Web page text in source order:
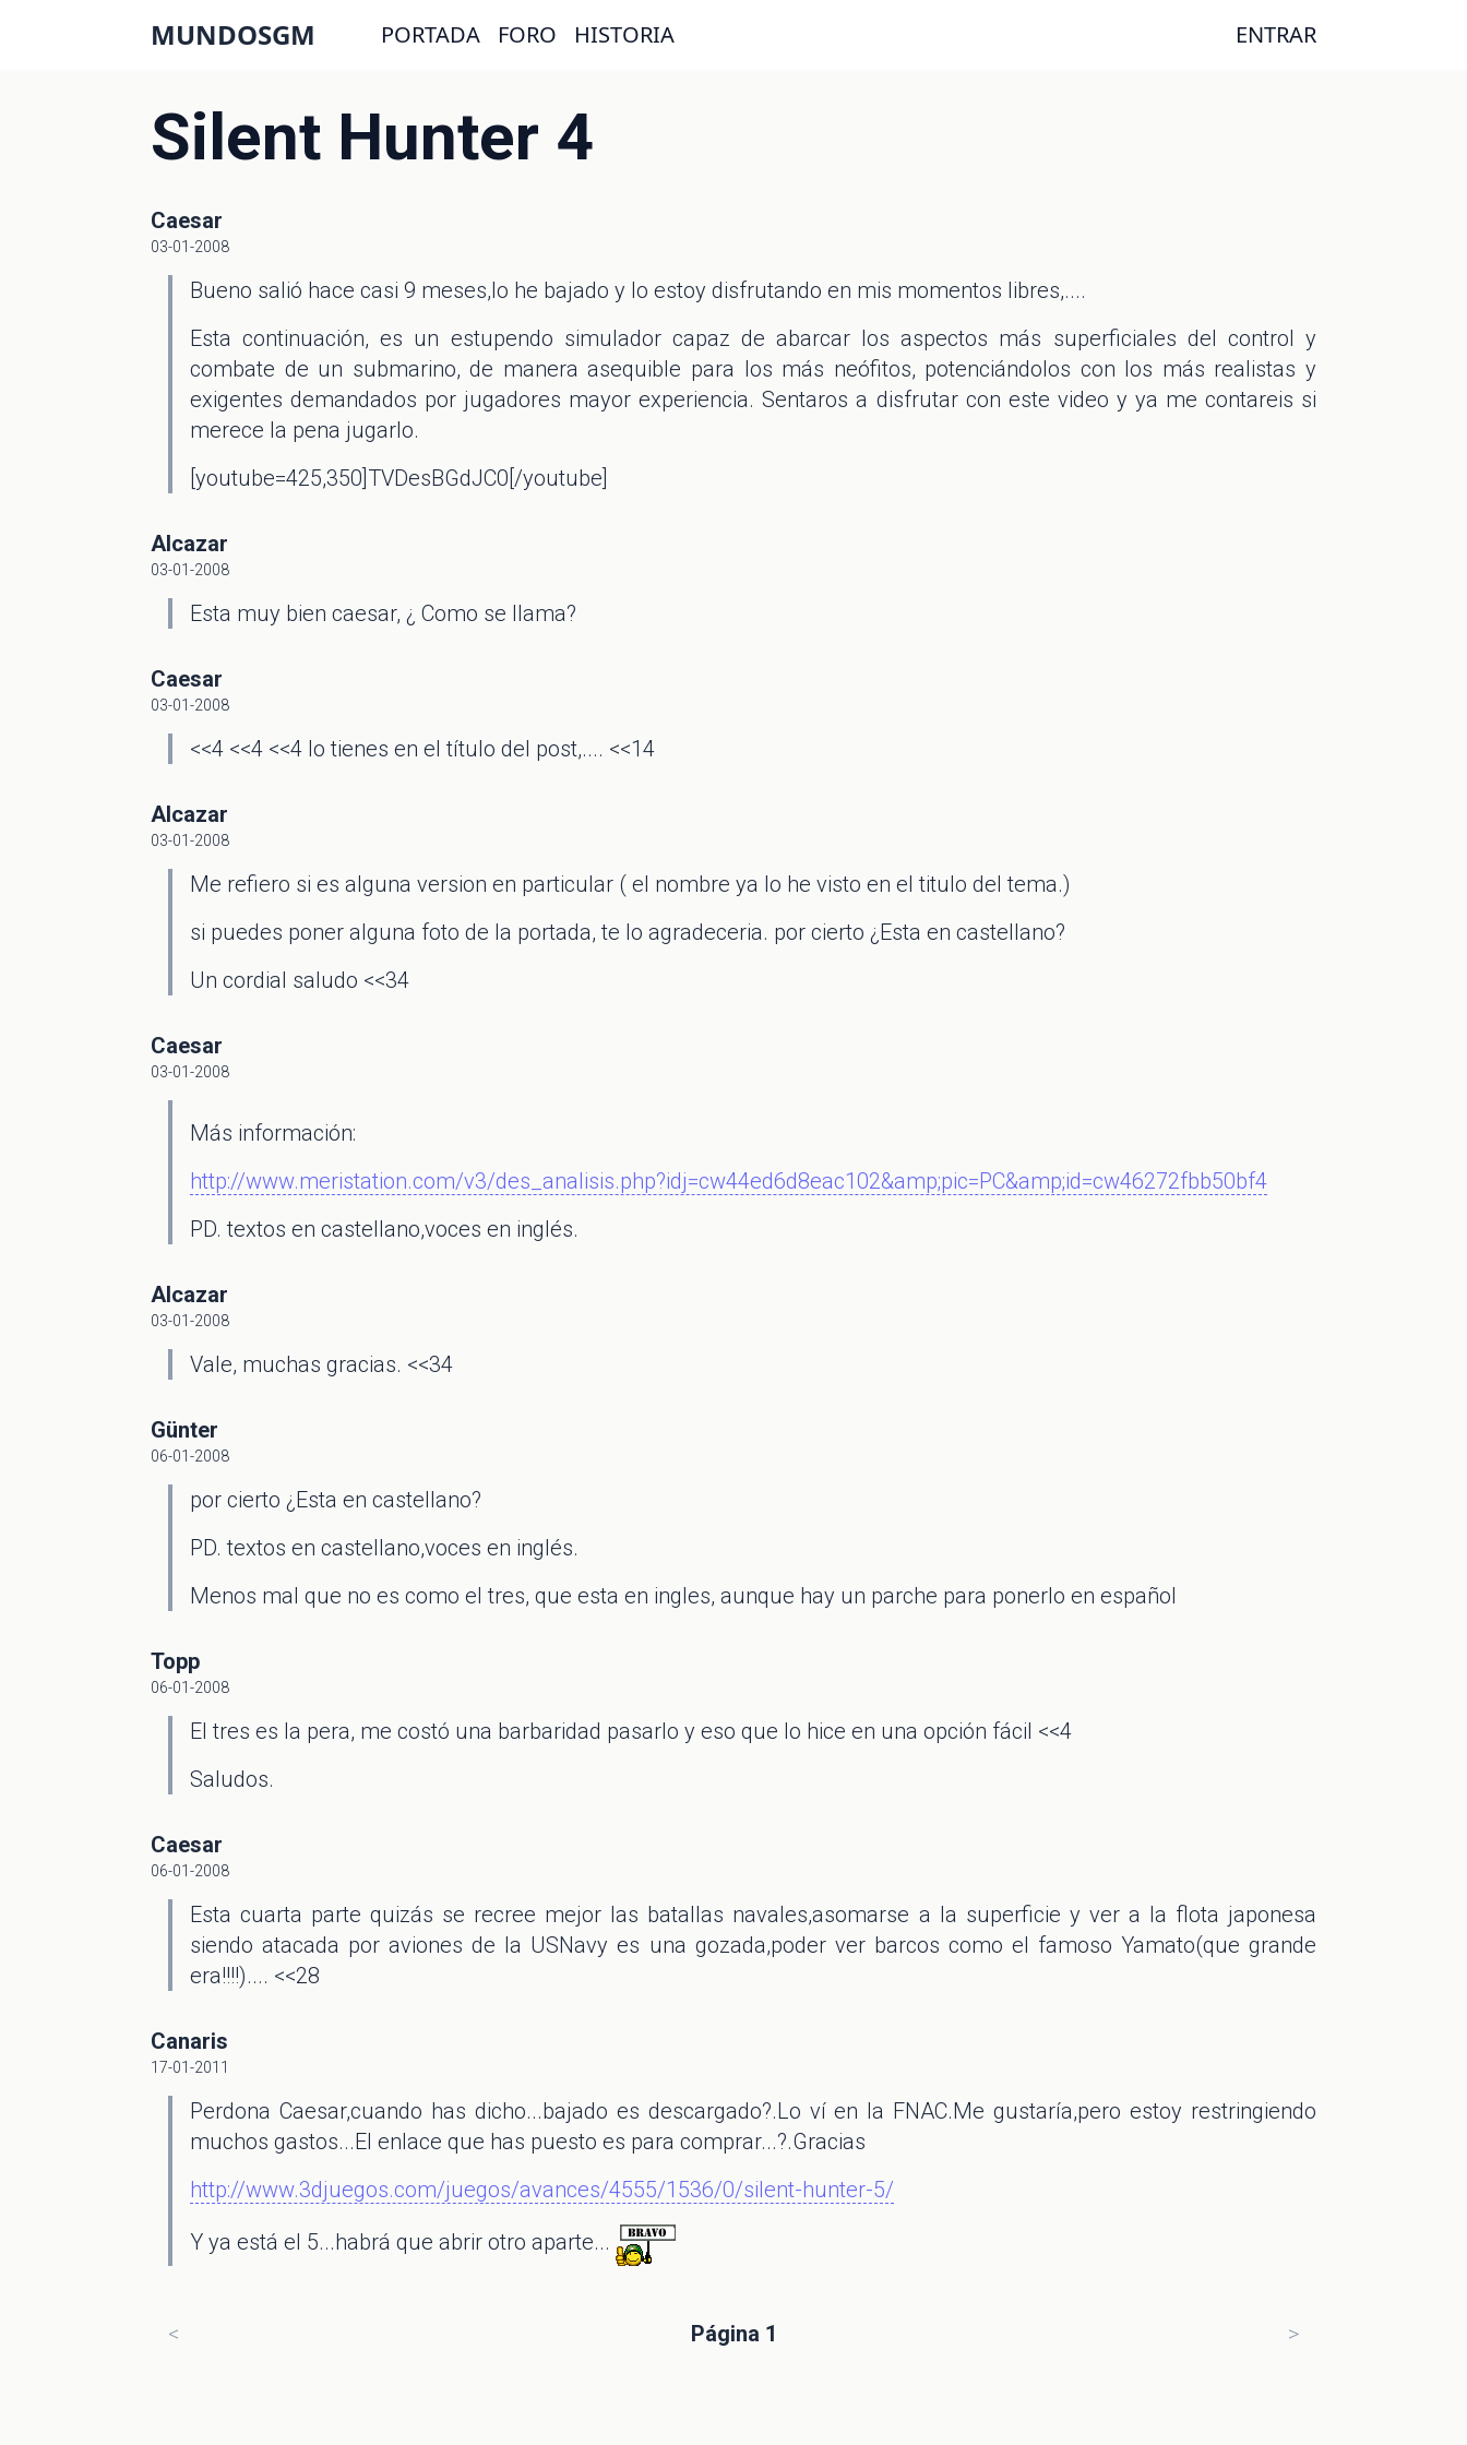
MUNDOSGM PORTADA FORO HISTORIA ENTRAR
Silent Hunter 4
Caesar
03-01-2008
Bueno salió hace casi 9 meses,lo he bajado y lo estoy disfrutando en mis momentos libres,....
Esta continuación, es un estupendo simulador capaz de abarcar los aspectos más superficiales del control y
combate de un submarino, de manera asequible para los más neófitos, potenciándolos con los más realistas y
exigentes demandados por jugadores mayor experiencia. Sentaros a disfrutar con este video y ya me contareis si
merece la pena jugarlo.
[youtube=425,350]TVDesBGdJC0[/youtube]
Alcazar
03-01-2008
Esta muy bien caesar, ¿ Como se llama?
Caesar
03-01-2008
<<4 <<4 <<4 lo tienes en el título del post,.... <<14
Alcazar
03-01-2008
Me refiero si es alguna version en particular ( el nombre ya lo he visto en el titulo del tema.)
si puedes poner alguna foto de la portada, te lo agradeceria. por cierto ¿Esta en castellano?
Un cordial saludo <<34
Caesar
03-01-2008
Más información:
http://www.meristation.com/v3/des_analisis.php?idj=cw44ed6d8eac102&amp;pic=PC&amp;id=cw46272fbb50bf4
PD. textos en castellano,voces en inglés.
Alcazar
03-01-2008
Vale, muchas gracias. <<34
Günter
06-01-2008
por cierto ¿Esta en castellano?
PD. textos en castellano,voces en inglés.
Menos mal que no es como el tres, que esta en ingles, aunque hay un parche para ponerlo en español
Topp
06-01-2008
El tres es la pera, me costó una barbaridad pasarlo y eso que lo hice en una opción fácil <<4
Saludos.
Caesar
06-01-2008
Esta cuarta parte quizás se recree mejor las batallas navales,asomarse a la superficie y ver a la flota japonesa
siendo atacada por aviones de la USNavy es una gozada,poder ver barcos como el famoso Yamato(que grande
era!!!!).... <<28
Canaris
17-01-2011
Perdona Caesar,cuando has dicho...bajado es descargado?.Lo ví en la FNAC.Me gustaría,pero estoy restringiendo
muchos gastos...El enlace que has puesto es para comprar...?.Gracias
http://www.3djuegos.com/juegos/avances/4555/1536/0/silent-hunter-5/
Y ya está el 5...habrá que abrir otro aparte...
< Página 1 >